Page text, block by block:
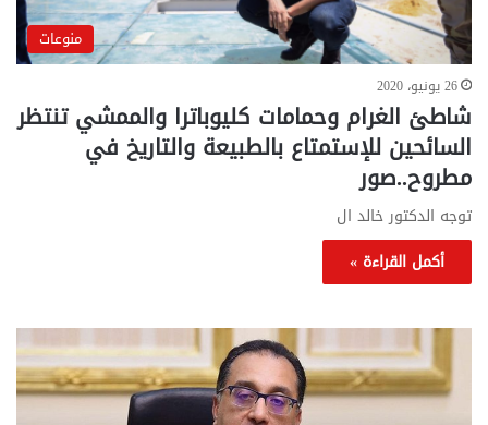
منوعات
26 يونيو، 2020
شاطئ الغرام وحمامات كليوباترا والممشي تنتظر
السائحين للإستمتاع بالطبيعة والتاريخ في
مطروح..صور
توجه الدكتور خالد ال
أكمل القراءة »
تحركات
حكومية
لحسم
قانون
..